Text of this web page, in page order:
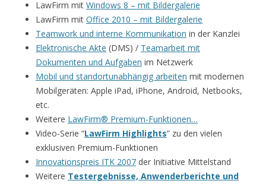
LawFirm mit Windows 8 – mit Bildergalerie
LawFirm mit Office 2010 – mit Bildergalerie
Teamwork und interne Kommunikation in der Kanzlei
Elektronische Akte (DMS) / Teamarbeit mit
Dokumenten und Aufgaben im Netzwerk
Mobil und standortunabhängig arbeiten mit modernen
Mobilgeräten: Apple iPad, iPhone, Android, Netbooks,
etc.
Weitere LawFirm® Premium-Funktionen…
Video-Serie “LawFirm Highlights” zu den vielen
exklusiven Premium-Funktionen
Innovationspreis ITK 2007 der Initiative Mittelstand
Weitere Testergebnisse, Anwenderberichte und